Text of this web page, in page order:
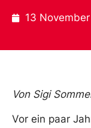
13
Von Sigi
Vor ein paar